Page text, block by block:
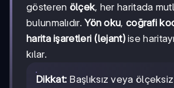
gösteren ölçek, her haritada
bulunmalıdır.Yön oku, coğrafi
harita işaretleri (lejant)ise
kılar.
Dikkat: Başlıksız veya